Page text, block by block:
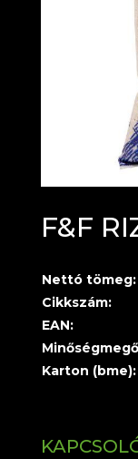
F&F
Nettó tömeg:
Cikkszám:
EAN:
Karton (bme):